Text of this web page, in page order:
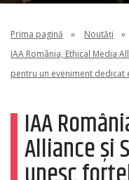
Prima pagină » Noutăți
»
IAA România, Ethical Media
pentru un eveniment
IAA
Alliance și